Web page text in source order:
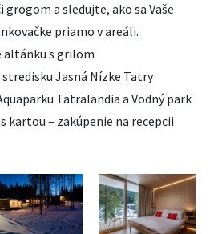
a sledujte, ako sa Vaše
priamo v areáli.
altánku s grilom
stredisku Jasná Nízke Tatry
Tatralandia a Vodný park
kartou – zakúpenie na recepcii